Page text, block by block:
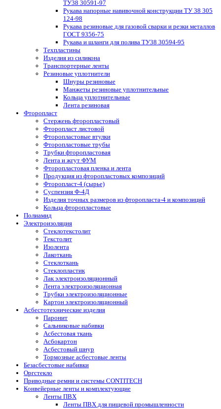
ТУ38 30591-97
Рукава напорные навивочной конструкции ТУ 38 305
124-98
Рукава резиновые для газовой сварки и резки металлов
ГОСТ 9356-75
Рукава и шланги для полива ТУ38 30594-95
Техпластины
Изделия из силикона
Транспортерные ленты
Резиновые уплотнители
Шнуры резиновые
Манжеты резиновые уплотнительные
Кольца уплотнительные
Лента резиновая
Фторопласт
Стержень фторопластовый
Фторопласт листовой
Фторопластовые втулки
Фторопластовые трубы
Трубки фторопластовая
Лента и жгут ФУМ
Фторопластовая пленка и лента
Продукция из фторопластовых композиций
Фторопласт-4 (сырье)
Суспензия Ф-4Д
Изделия точных размеров из фторопласта-4 и композиций
Кольца фторопластовые
Полиамид
Электроизоляция
Стеклотекстолит
Текстолит
Изолента
Лакоткань
Стеклоткань
Стеклопластик
Лак электроизоляционный
Лента электроизоляционная
Трубки электроизоляционные
Картон электроизоляционный
Асбестотехнические изделия
Паронит
Сальниковые набивки
Асбестовая ткань
Асбокартон
Асбестовый шнур
Тормозные асбестовые ленты
Безасбестовые набивки
Оргстекло
Приводные ремни и системы CONTITECH
Конвейерные ленты и комплектующие
Ленты ПВХ
Ленты ПВХ для пищевой промышленности